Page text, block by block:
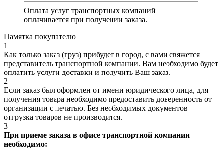
Оплата услуг транспортных компаний
оплачивается при получении заказа.
Памятка покупателю
1
Как только заказ (груз) прибудет в город, с вами свяжется
представитель транспортной компании. Вам необходимо будет
оплатить услуги доставки и получить Ваш заказ.
2
Если заказ был оформлен от имени юридического лица, для
получения товара необходимо предоставить доверенность от
организации с печатью. Без необходимых документов
отгрузка товаров не производится.
3
При приеме заказа в офисе транспортной компании
необходимо: